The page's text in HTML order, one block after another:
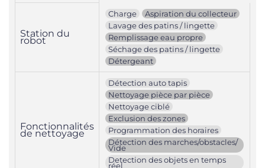
Station du
robot
Charge
Aspiration du collecteur
Lavage des patins / lingette
Remplissage eau propre
Séchage des patins / lingette
Détergeant
Fonctionnalités
de nettoyage
Détection auto tapis
Nettoyage pièce par pièce
Nettoyage ciblé
Exclusion des zones
Programmation des horaires
Détection des marches/obstacles/
Vide
Detection des objets en temps
réel